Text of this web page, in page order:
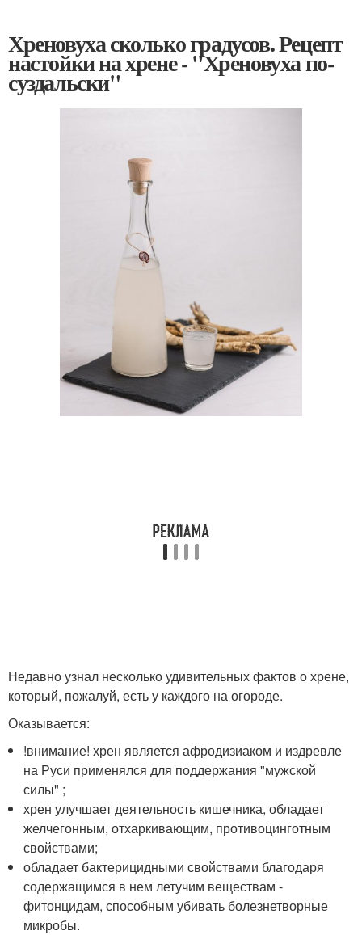
Хреновуха сколько градусов. Рецепт
настойки на хрене - "Хреновуха по-
суздальски"
Недавно узнал несколько удивительных фактов о хрене,
который, пожалуй, есть у каждого на огороде.
Оказывается:
!внимание! хрен является афродизиаком и издревле
на Руси применялся для поддержания "мужской
силы" ;
хрен улучшает деятельность кишечника, обладает
желчегонным, отхаркивающим, противоцинготным
свойствами;
обладает бактерицидными свойствами благодаря
содержащимся в нем летучим веществам -
фитонцидам, способным убивать болезнетворные
микробы.